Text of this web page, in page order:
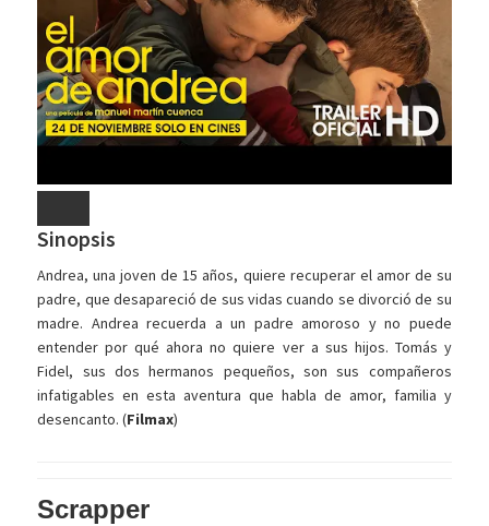
Sinopsis
Andrea, una joven de 15 años, quiere recuperar el amor de su
padre, que desapareció de sus vidas cuando se divorció de su
madre. Andrea recuerda a un padre amoroso y no puede
entender por qué ahora no quiere ver a sus hijos. Tomás y
Fidel, sus dos hermanos pequeños, son sus compañeros
infatigables en esta aventura que habla de amor, familia y
desencanto. (Filmax)
Scrapper